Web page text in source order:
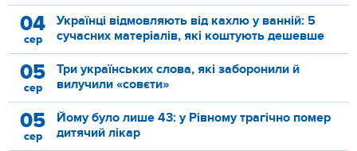
04
сер
Українці відмовляють від кахлю у ванній: 5
сучасних матеріалів, які коштують дешевше
05
сер
Три українських слова, які заборонили й
вилучили «совєти»
05
сер
Йому було лише 43: у Рівному трагічно помер
дитячий лікар